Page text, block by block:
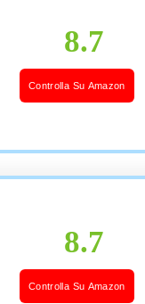
8.7
Controlla Su Amazon
8.7
Controlla Su Amazon